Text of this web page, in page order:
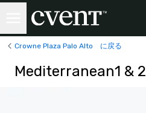
Crowne Plaza Palo Alto に戻る
Mediterranean1 & 2